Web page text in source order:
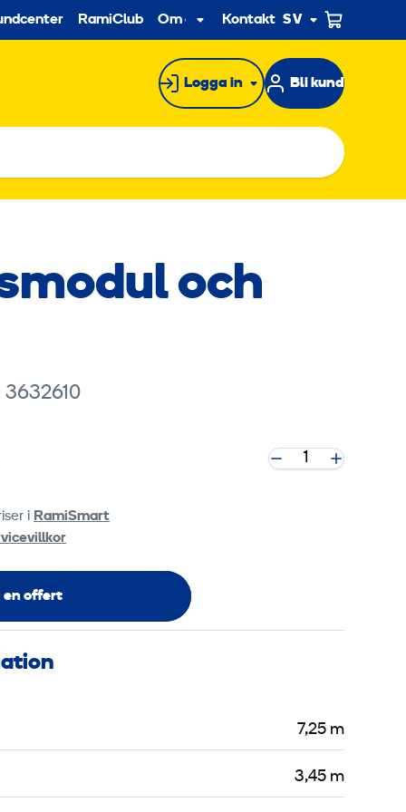
RamiClub Om ossUndermeny
Kontakt SV
Logga in Bli kund
för att se
cookie settings
och
i RamiSmart
en offert
7,25 m
3,45 m